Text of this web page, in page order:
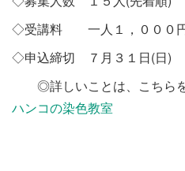
◇受講料 一人１，０００
◇申込締切 ７月３１日(日)
◎詳しいことは、こちら
ハンコの染色教室